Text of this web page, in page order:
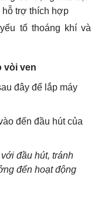
hỗ trợ thích hợp
tố thoáng khí và
vòi ven
đây để lắp máy
đến đầu hút của
đầu hút, tránh
đến hoạt động